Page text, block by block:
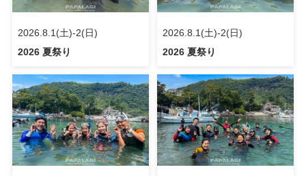
2026.8.1(土)-2(日)
2026 夏祭り
2026.8.1(土)-2(日)
2026 夏祭り